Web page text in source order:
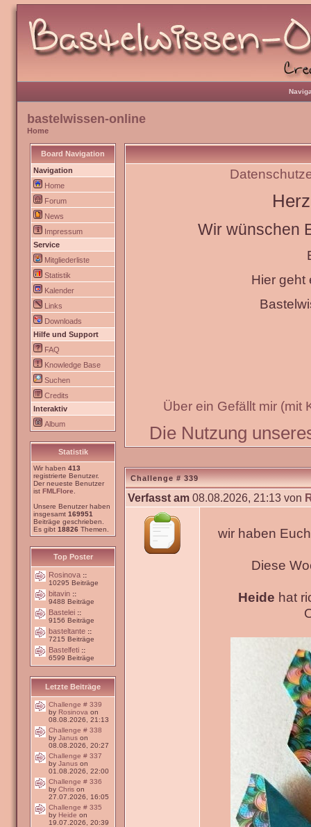
bastelwissen-online
Home
Board Navigation
Navigation
Home
Forum
News
Impressum
Service
Mitgliederliste
Statistik
Kalender
Links
Downloads
Hilfe und Support
FAQ
Knowledge Base
Suchen
Credits
Interaktiv
Album
Statistik
Wir haben 413
registrierte Benutzer.
Der neueste Benutzer
ist FMLFlore
Unsere Benutzer haben
insgesamt 169951
Beiträge geschrieben.
Es gibt 18826 Themen.
Top Poster
Rosinova ::
10295 Beiträge
bitavin ::
9488 Beiträge
Bastelei ::
9156 Beiträge
basteltante ::
7215 Beiträge
Bastelfeti ::
6599 Beiträge
Letzte Beiträge
Challenge # 339
by Rosinova on
08.08.2026, 21:13
Challenge # 338
by Janus on
08.08.2026, 20:27
Challenge # 337
by Janus on
01.08.2026, 22:00
Challenge # 336
by Chris on
27.07.2026, 16:05
Challenge # 335
by Heide on
19.07.2026, 20:39
Wir wünschen
Hier geht
Über ein Gefällt mir (mit
Die Nutzung
Challenge # 339
Verfasst am 08.08.2026, 21:13 von
wir haben
Diese
Heide hat